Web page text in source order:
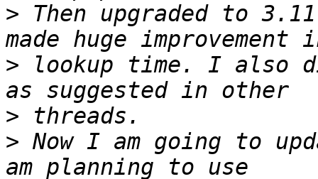
> Then upgraded to
> lookup time. I also
>
> Now I am going to